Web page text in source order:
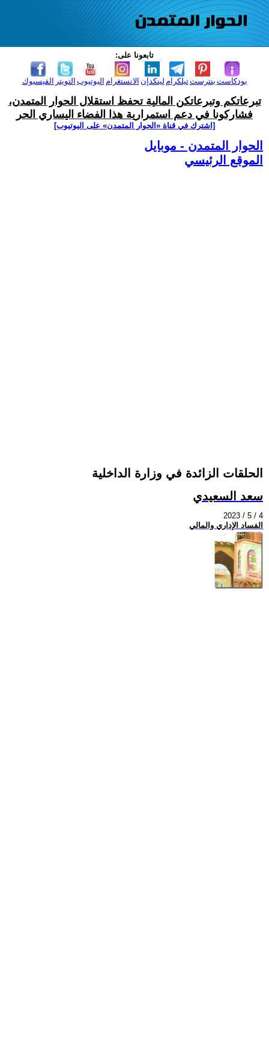
تابعونا على:
الفيسبوك التويتر اليوتيوب الانستغرام لينكدإن تيلكرامبنترست بودكاست
تبرعاتكم وتبرعاتكن المالية تحفظ استقلال الحوار المتمدن،
فشاركونا في دعم استمرارية هذا الفضاء اليساري الحر
[اشترك في قناة ‫«الحوار المتمدن» على اليوتيوب]
الحوار المتمدن - موبايل
الموقع الرئيسي
الحلقات الزائدة في وزارة الداخلية
سعد السعيدي
2023 / 5 / 4
الفساد الإداري والمالي